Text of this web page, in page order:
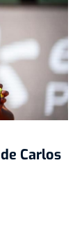
Carlos